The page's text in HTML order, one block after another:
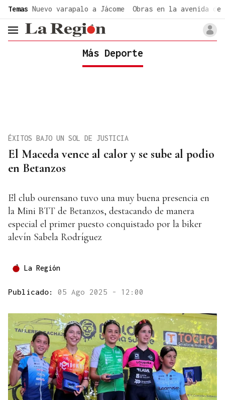
Temas Nuevo varapalo a Jácome Obras en la avenida de
header.menu.open
Más Deporte
El Maceda vence al calor y se sube al podio
en Betanzos
ÉXITOS BAJO UN SOL DE JUSTICIA
El club ourensano tuvo una muy buena presencia en
la Mini BTT de Betanzos, destacando de manera
especial el primer puesto conquistado por la biker
alevín Sabela Rodríguez
La Región
Publicado: 05 Ago 2025 - 12:00